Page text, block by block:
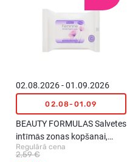
02.08.2026 - 01.09.2026
02.08-01.09
BEAUTY FORMULAS Salvetes
intīmās zonas kopšanai,
15gab.
Regulārā cena
2,59 €